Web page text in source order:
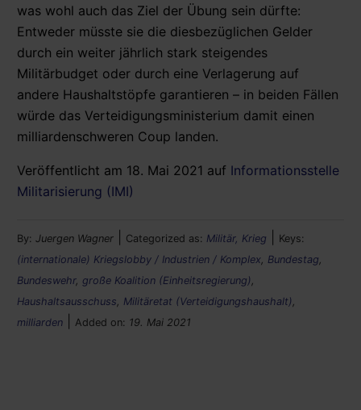
was wohl auch das Ziel der Übung sein dürfte:
Entweder müsste sie die diesbezüglichen Gelder
durch ein weiter jährlich stark steigendes
Militärbudget oder durch eine Verlagerung auf
andere Haushaltstöpfe garantieren – in beiden Fällen
würde das Verteidigungsministerium damit einen
milliardenschweren Coup landen.
Veröffentlicht am 18. Mai 2021 auf Informationsstelle
Militarisierung (IMI)
By: Juergen Wagner Categorized as: Militär, Krieg
Keys:
(internationale) Kriegslobby / Industrien / Komplex Bundestag
Bundeswehr, große Koalition (Einheitsregierung)
Haushaltsausschuss
Militäretat (Verteidigungshaushalt)
milliarden
Added on: 19. Mai 2021